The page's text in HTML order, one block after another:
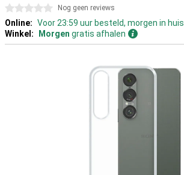
0 sterren Nog geen reviews
Online: Voor 23:59 uur besteld, morgen in huis
Winkel:
Morgen gratis afhalen